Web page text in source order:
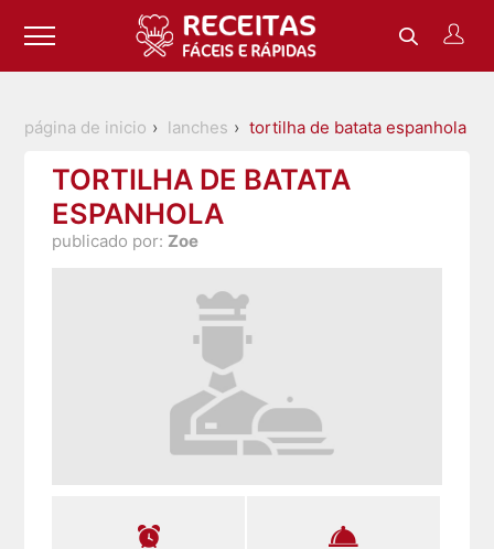
página de inicio lanches tortilha de batata espanhola
TORTILHA DE BATATA
ESPANHOLA
publicado por: Zoe